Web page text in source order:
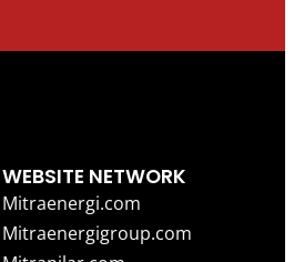
WEBSITE NETWORK
Mitraenergi.com
Mitraenergigroup.com